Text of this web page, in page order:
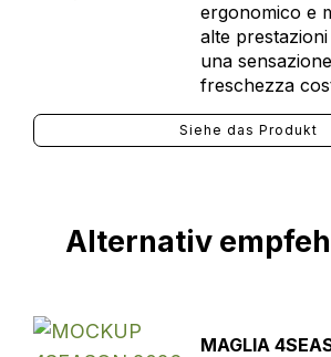
ergonomico e
alte
una
freschezza
Siehe das Produkt
Alternativ
MAGLIA